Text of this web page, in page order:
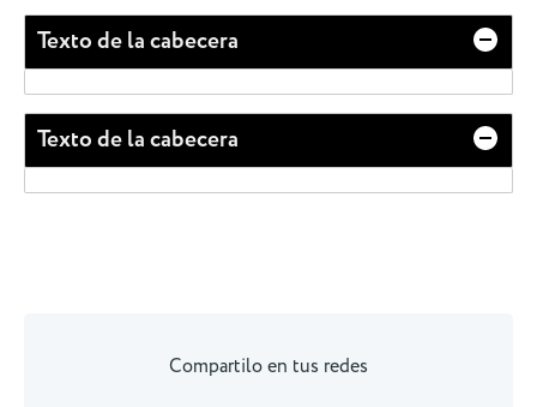
Texto de la cabecera
Texto de la cabecera
Compartilo en tus redes